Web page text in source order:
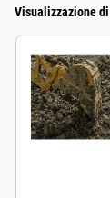
Visualizzazione